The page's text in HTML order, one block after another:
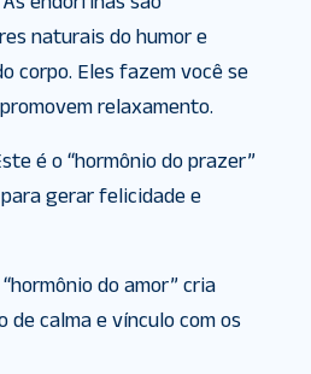
naturais do humor e
corpo. Eles fazem você se
relaxamento.
é o “hormônio do prazer”
gerar felicidade e
“hormônio do amor” cria
de calma e vínculo com os